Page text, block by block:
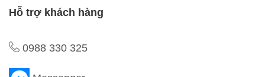
Hỗ trợ khách hàng
0988 330 325